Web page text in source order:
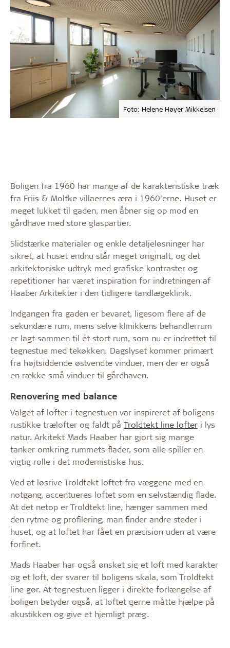
Foto: Helene Høyer Mikkelsen
Boligen fra 1960 har mange af de karakteristiske træk
fra Friis & Moltke villaernes æra i 1960’erne. Huset er
meget lukket til gaden, men åbner sig op mod en
gårdhave med store glaspartier.
Slidstærke materialer og enkle detaljeløsninger har
sikret, at huset endnu står meget originalt, og det
arkitektoniske udtryk med grafiske kontraster og
repetitioner har været inspiration for indretningen af
Haaber Arkitekter i den tidligere tandlægeklinik.
Indgangen fra gaden er bevaret, ligesom flere af de
sekundære rum, mens selve klinikkens behandlerrum
er lagt sammen til ét stort rum, som nu er indrettet til
tegnestue med tekøkken. Dagslyset kommer primært
fra højtsiddende østvendte vinduer, men der er også
en række små vinduer til gårdhaven.
Renovering med balance
Valget af lofter i tegnestuen var inspireret af boligens
rustikke trælofter og faldt på Troldtekt line lofter i lys
natur. Arkitekt Mads Haaber har gjort sig mange
tanker omkring rummets flader, som alle spiller en
vigtig rolle i det modernistiske hus.
Ved at løsrive Troldtekt loftet fra væggene med en
notgang, accentueres loftet som en selvstændig flade.
At det netop er Troldtekt line, hænger sammen med
den rytme og profilering, man finder andre steder i
huset, og at loftet har fået en præcision uden at være
forfinet.
Mads Haaber har også ønsket sig et loft med karakter
og et loft, der svarer til boligens skala, som Troldtekt
line gør. At tegnestuen ligger i direkte forlængelse af
boligen betyder også, at loftet gerne måtte hjælpe på
akustikken og give et hjemligt præg.